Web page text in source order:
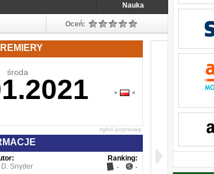
Nauka
Oceń:
środa
zgłoś poprawkę
Snyder
Ranking:
- -